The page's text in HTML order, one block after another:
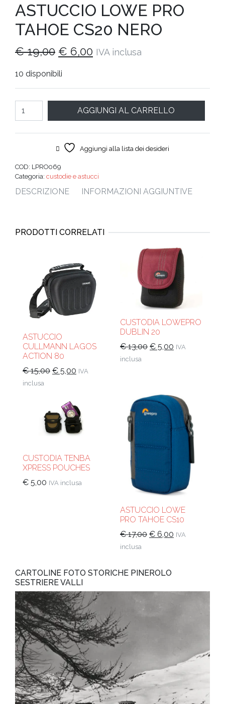
ASTUCCIO LOWE PRO
TAHOE CS20 NERO
€19,00 Il
prezzo
era:
€ 19,00.
€ 6,00 Il
è:
€ 6,00.
IVA inclusa
10 disponibili
AGGIUNGI AL CARRELLO
Aggiungi alla lista dei desideri
COD: LPRO069
Categoria: custodie e astucci
DESCRIZIONE INFORMAZIONI AGGIUNTIVE
PRODOTTI CORRELATI
ASTUCCIO
CULLMANN LAGOS
ACTION 80
€15,00 Il
era:
€ 15,00.
€ 5,00 Il
è:
€ 5,00.
IVA
inclusa
CUSTODIA LOWEPRO
DUBLIN 20
€13,00 Il
€ 13,00.
€ 5,00 Il
€ 5,00.
IVA
inclusa
CUSTODIA TENBA
XPRESS POUCHES
€ 5,00 IVA inclusa
ASTUCCIO LOWE
PRO TAHOE CS10
€17,00 Il
era:
€ 6,00 IlIVA
inclusa
CARTOLINE FOTO STORICHE PINEROLO
SESTRIERE VALLI